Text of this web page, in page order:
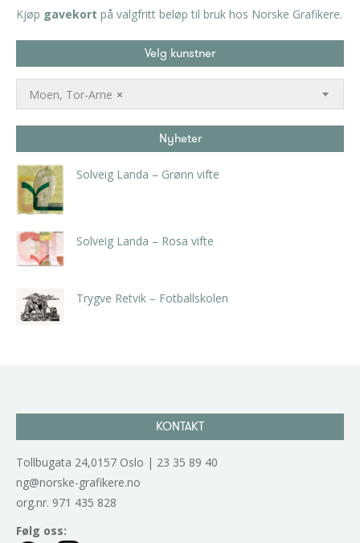
Kjøp gavekort på valgfritt beløp til bruk hos Norske Grafikere.
Velg kunstner
×
Moen, Tor-Arne
Nyheter
Solveig Landa – Grønn vifte
Solveig Landa – Rosa vifte
Trygve Retvik – Fotballskolen
KONTAKT
Tollbugata 24,0157 Oslo | 23 35 89 40
ng@norske-grafikere.no
org.nr. 971 435 828
Følg oss: